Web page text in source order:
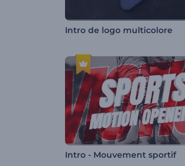
Intro de logo multicolore
Intro - Mouvement sportif